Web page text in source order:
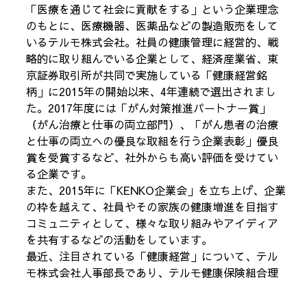
「医療を通じて社会に貢献をする」という企業理念
のもとに、医療機器、医薬品などの製造販売をして
いるテルモ株式会社。社員の健康管理に経営的、戦
略的に取り組んでいる企業として、経済産業省、東
京証券取引所が共同で実施している「健康経営銘
柄」に2015年の開始以来、4年連続で選出されまし
た。2017年度には「がん対策推進パートナー賞」
（がん治療と仕事の両立部門）、「がん患者の治療
と仕事の両立への優良な取組を行う企業表彰」優良
賞を受賞するなど、社外からも高い評価を受けてい
る企業です。
また、2015年に「KENKO企業会」を立ち上げ、企業
の枠を越えて、社員やその家族の健康増進を目指す
コミュニティとして、様々な取り組みやアイディア
を共有するなどの活動をしています。
最近、注目されている「健康経営」について、テル
モ株式会社人事部長であり、テルモ健康保険組合理